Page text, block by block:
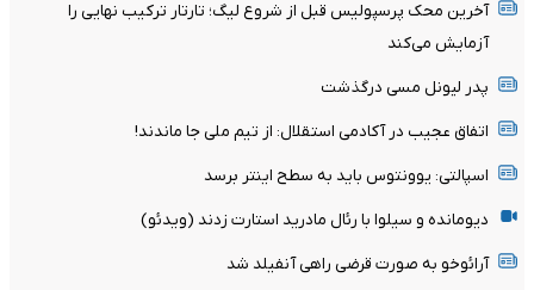
آخرین محک پرسپولیس قبل از شروع لیگ؛ تارتار ترکیب نهایی را
آزمایش می‌کند
پدر لیونل مسی درگذشت
اتفاق عجیب در آکادمی استقلال: از تیم ملی جا ماندند!
اسپالتی: یوونتوس باید به سطح اینتر برسد
دیومانده و سیلوا با رئال مادرید استارت زدند (ویدئو)
آرائوخو به صورت قرضی راهی آنفیلد شد